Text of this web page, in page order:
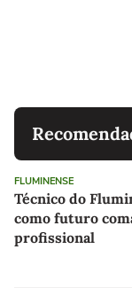
FLUMINENSE
Técnico do
como futuro
profissional